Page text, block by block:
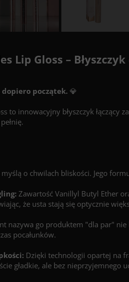
Lip Gloss –
dopiero początek. 💎
to innowacyjny błyszczyk łączący
o chwilach bliskości. Jego
Zawartość Vanillyl Butyl Ether
że usta stają się optycznie
nazywa go produktem "dla par"
pocałunków.
Dzięki technologii opartej na
gładkie, ale bez nieprzyjemnego